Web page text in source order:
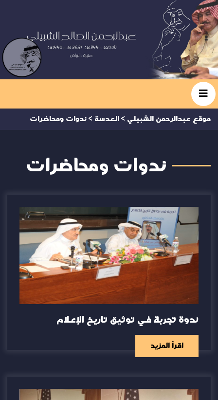
موقع عبدالرحمن الشبيلي > العدسة > ندوات ومحاضرات
ندوات ومحاضرات
ندوة تجربة في توثيق تاريخ الإعلام
اقرأ المزيد